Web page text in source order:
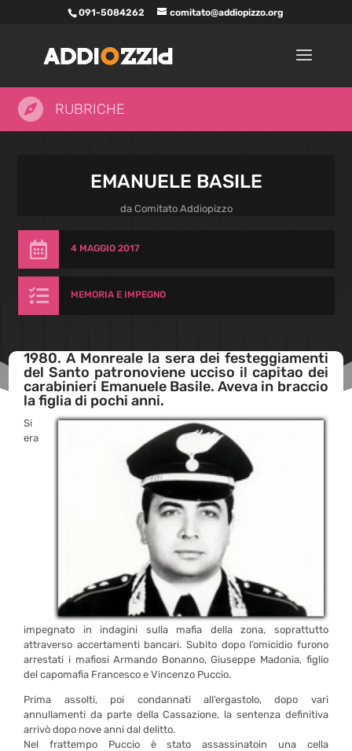
091-5084262 comitato@addiopizzo.org
 RUBRICHE
EMANUELE BASILE
da Comitato Addiopizzo
 4 MAGGIO 2017
 MEMORIA E IMPEGNO
1980. A Monreale la sera dei festeggiamenti
del Santo patronoviene ucciso il capitao dei
carabinieri Emanuele Basile. Aveva in braccio
la figlia di pochi anni.
Si
era
impegnato in indagini sulla mafia della zona, soprattutto
attraverso accertamenti bancari. Subito dopo l’omicidio furono
arrestati i mafiosi Armando Bonanno, Giuseppe Madonia, figlio
del capomafia Francesco e Vincenzo Puccio.
Prima assolti, poi condannati all’ergastolo, dopo vari
annullamenti da parte della Cassazione, la sentenza definitiva
arrivò dopo nove anni dal delitto.
Nel frattempo Puccio è stato assassinatoin una cella